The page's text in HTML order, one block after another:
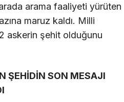
arama faaliyeti yürüten
maruz kaldı. Milli
askerin şehit olduğunu
ŞEHİDİN SON MESAJI